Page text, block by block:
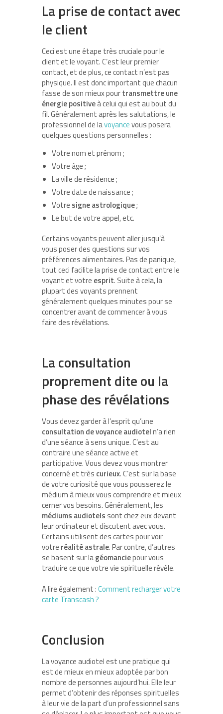
La prise de contact avec
le client
Ceci est une étape très cruciale pour le
client et le voyant. C’est leur premier
contact, et de plus, ce contact n’est pas
physique. Il est donc important que chacun
fasse de son mieux pourtransmettre une
énergie positiveà celui qui est au bout du
fil. Généralement après les salutations, le
professionnel de lavoyancevous posera
quelques questions personnelles :
Votre nom et prénom ;
Votre âge ;
La ville de résidence ;
Votre date de naissance ;
Votre signeastrologique;
Le but de votre appel, etc.
Certains voyants peuvent aller jusqu’à
vous poser des questions sur vos
préférences alimentaires. Pas de panique,
tout ceci facilite la prise de contact entre le
voyant et votre esprit. Suite à cela, la
plupart des voyants prennent
généralement quelques minutes pour se
concentrer avant de commencer à vous
faire des révélations.
La consultation
proprement dite ou la
phase des révélations
Vous devez garder à l’esprit qu’une
consultation de voyance audioteln’a rien
d’une séance à sens unique. C’est au
contraire une séance active et
participative. Vous devez vous montrer
concerné et très curieux. C’est sur la base
de votre curiosité que vous pousserez le
médium à mieux vous comprendre et mieux
cerner vos besoins. Généralement, les
médiums audiotels sont chez eux devant
leur ordinateur et discutent avec vous.
Certains utilisent des cartes pour voir
votre réalité astrale. Par contre, d’autres
se basent sur lagéomanciepour vous
traduire ce que votre vie spirituelle révèle.
A lire également :Comment recharger votre
carte Transcash ?
Conclusion
La voyance audiotel est une pratique qui
est de mieux en mieux adoptée par bon
nombre de personnes aujourd’hui. Elle leur
permet d’obtenir des réponses spirituelles
à leur vie de la part d’un professionnel sans